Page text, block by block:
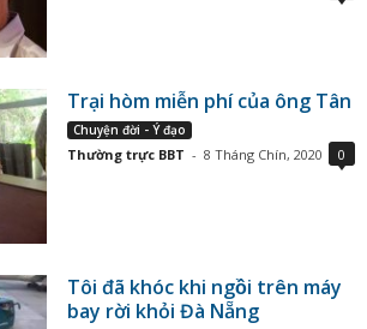
Trại hòm miễn phí của ông Tân
Chuyện đời - Ý đạo
Thường trực BBT - 8 Tháng Chín, 2020 0
Tôi đã khóc khi ngồi trên máy
bay rời khỏi Đà Nẵng